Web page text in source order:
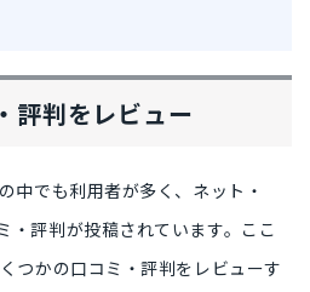
評判をレビュー
中でも利用者が多く、ネット・
・評判が投稿されています。ここ
つかの口コミ・評判をレビューす